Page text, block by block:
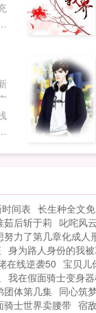
间表 长生种全文
茹后斩于莉 叱咤风
努力了第几章化成人
身为路人身份的我
在线逆袭50 宝贝儿
我在假面骑士变身
团体第几集 同心筑
骑士世界卖腰带 宿